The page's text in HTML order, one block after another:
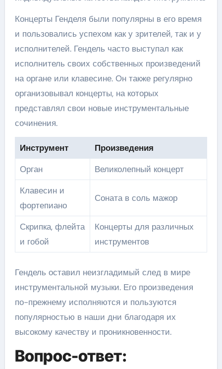
Концерты Генделя были популярны в его время
и пользовались успехом как у зрителей, так и у
исполнителей. Гендель часто выступал как
исполнитель своих собственных произведений
на органе или клавесине. Он также регулярно
организовывал концерты, на которых
представлял свои новые инструментальные
сочинения.
Инструмент
Произведения
Орган
Великолепный концерт
Клавесин и
фортепиано
Соната в соль мажор
Скрипка, флейта
и гобой
Концерты для различных
инструментов
Гендель оставил неизгладимый след в мире
инструментальной музыки. Его произведения
по-прежнему исполняются и пользуются
популярностью в наши дни благодаря их
высокому качеству и проникновенности.
Вопрос-ответ: